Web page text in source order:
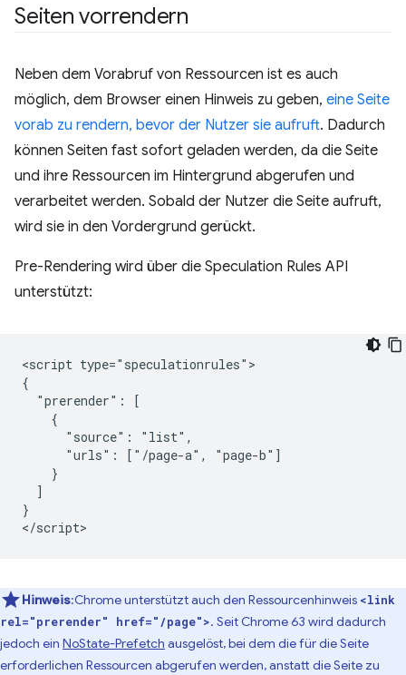
Seiten vorrendern
Neben dem Vorabruf von Ressourcen ist es auch
möglich, dem Browser einen Hinweis zu geben, eine Seite
vorab zu rendern, bevor der Nutzer sie aufruft. Dadurch
können Seiten fast sofort geladen werden, da die Seite
und ihre Ressourcen im Hintergrund abgerufen und
verarbeitet werden. Sobald der Nutzer die Seite aufruft,
wird sie in den Vordergrund gerückt.
Pre-Rendering wird über die Speculation Rules API
unterstützt:
<script type="speculationrules">
{
  "prerender": [
    {
      "source": "list",
      "urls": ["/page-a", "page-b"]
    }
  ]
}
Hinweis:Chrome unterstützt auch den Ressourcenhinweis <link
rel="prerender" href="/page">. Seit Chrome 63 wird dadurch
jedoch ein NoState-Prefetch ausgelöst, bei dem die für die Seite
erforderlichen Ressourcen abgerufen werden, anstatt die Seite zu